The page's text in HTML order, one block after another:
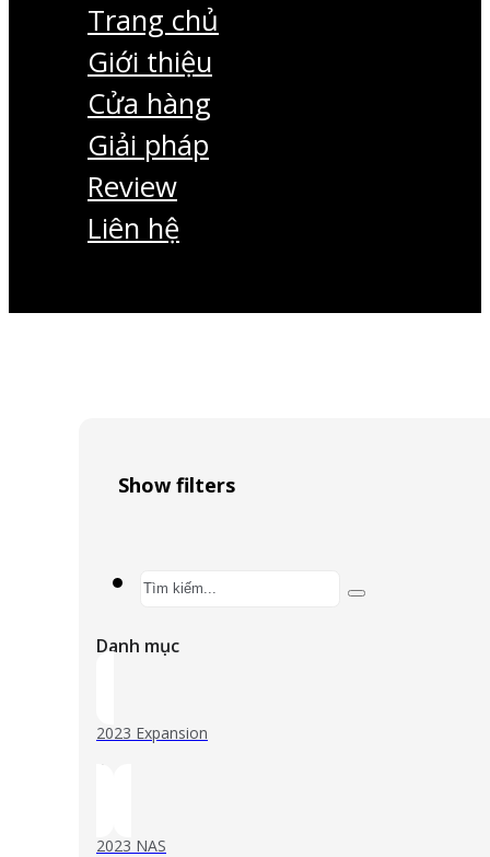
Trang chủ
Giới thiệu
Cửa hàng
Giải pháp
Review
Liên hệ
Show filters
Search
Danh mục
2023 Expansion
()
2023 NAS